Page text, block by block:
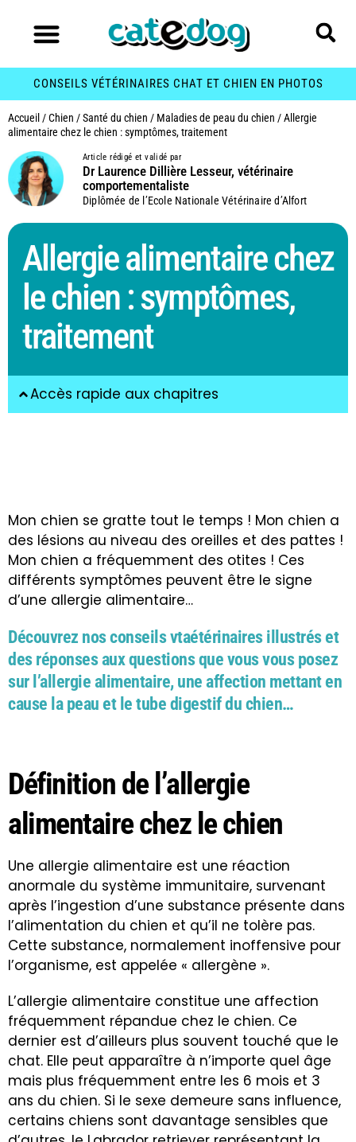
CONSEILS VÉTÉRINAIRES CHAT ET CHIEN EN PHOTOS
Accueil /Chien /Santé du chien / Maladies de peau du chien /Allergie
alimentaire chez le chien : symptômes, traitement
Article rédigé et validé par
Dr Laurence Dillière Lesseur, vétérinaire
comportementaliste
Diplômée de l’Ecole Nationale Vétérinaire d’Alfort
Allergie alimentaire chez
le chien : symptômes,
traitement
Accès rapide aux chapitres
Mon chien se gratte tout le temps ! Mon chien a
des lésions au niveau des oreilles et des pattes !
Mon chien a fréquemment des otites ! Ces
différents symptômes peuvent être le signe
d’une allergie alimentaire…
Découvrez nos conseils vtaétérinaires illustrés et
des réponses aux questions que vous vous posez
sur l’allergie alimentaire, une affection mettant en
cause la peau et le tube digestif du chien…
Définition de l’allergie
alimentaire chez le chien
Une allergie alimentaire est une réaction
anormale du système immunitaire, survenant
après l’ingestion d’une substance présente dans
l’alimentation du chien et qu’il ne tolère pas.
Cette substance, normalement inoffensive pour
l’organisme, est appelée « allergène ».
L’allergie alimentaire constitue une affection
fréquemment répandue chez le chien. Ce
dernier est d’ailleurs plus souvent touché que le
chat. Elle peut apparaître à n’importe quel âge
mais plus fréquemment entre les 6 mois et 3
ans du chien. Si le sexe demeure sans influence,
certains chiens sont davantage sensibles que